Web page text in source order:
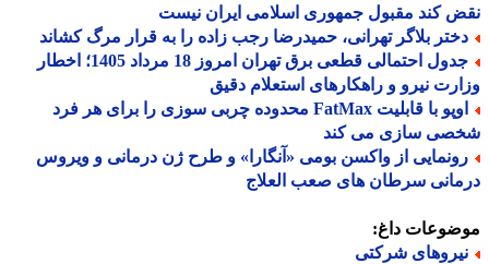
کند مقبول جمهوری اسلامی ایران نیست
بلاگر تهرانی، حمیدرضا رجب زاده را به قرار مرگ کشاند
جدول احتمالی قطعی برق تهران امروز 18 مرداد 1405؛ اخطار
نیرو و راهکارهای استعلام دقیق
اوپو با قابلیت FatMax محدوده چربی سوزی را برای هر فرد
سازی می کند
از واکسن بومی «آنگارا» و طرح ژن درمانی و ویروس
سرطان های صعب العلاج
داغ:
شرکتی